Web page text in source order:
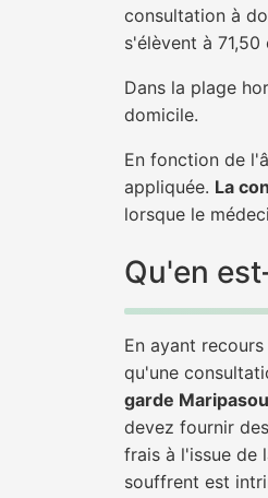
consultation à
s'élèvent à
Dans la plage
domicile.
En fonction de
appliquée. La
lorsque le
Qu'en
En ayant
qu'une
garde
devez fournir
frais à l'issue de
souffrent est